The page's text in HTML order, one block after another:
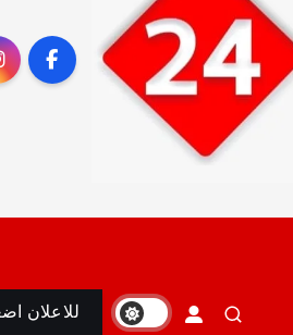
أمين
للاعلان